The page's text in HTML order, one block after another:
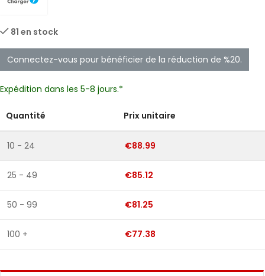
81 en stock
Connectez-vous pour bénéficier de la réduction de %20.
Expédition dans les 5-8 jours.*
Quantité Prix unitaire
10 - 24 €88.99
25 - 49 €85.12
50 - 99 €81.25
100 + €77.38